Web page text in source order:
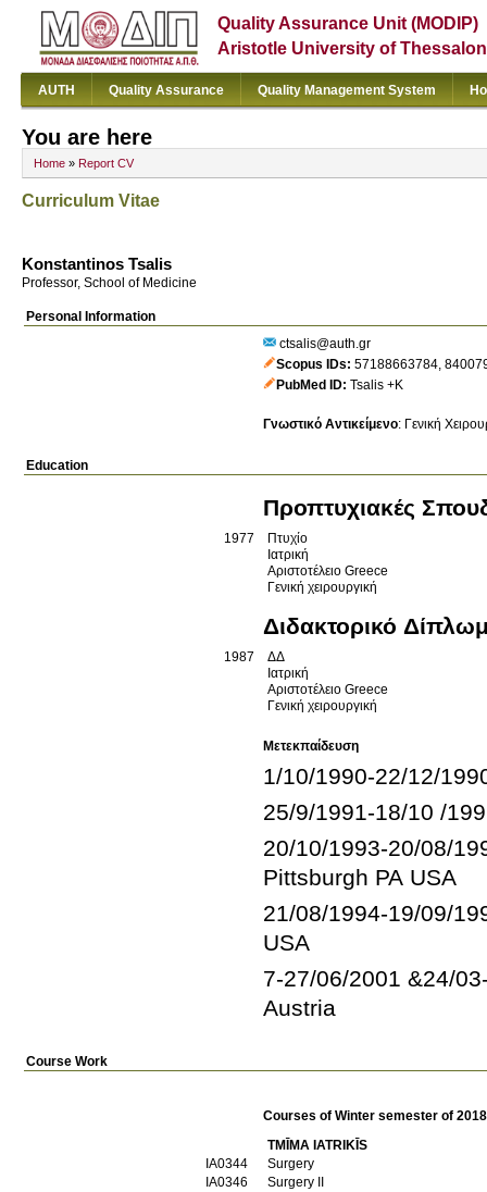
Quality Assurance Unit (MODIP)
Aristotle University of
AUTH Quality Assurance Quality Management System
You are here
Home » Report CV
Curriculum Vitae
Konstantinos Tsalis
Professor, School of Medicine
Personal Information
ctsalis@auth.gr
Scopus IDs 57188663784,
PubMed ID Tsalis +K
Γνωστικό Αντικείμενο: Γενική
Education
Προπτυχιακές
1977
Πτυχίο
Ιατρική
Αριστοτέλειο Greece
Γενική χειρουργική
Διδακτορικό
1987
ΔΔ
Ιατρική
Αριστοτέλειο Greece
Γενική χειρουργική
Μετεκπαίδευση
20/10/1993-20/08/
21/08/1994-19/09/
7-27/06/2001 &24/
Austria
Course Work
Courses of Winter semester of
TMĪMA IATRIKĪS
ΙΑ0344
Surgery
ΙΑ0346
Surgery II